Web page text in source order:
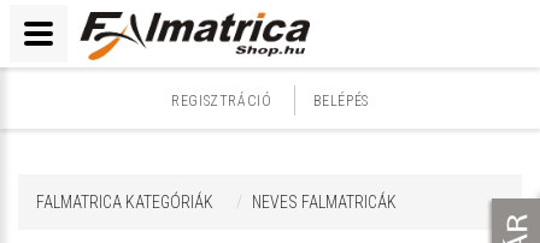
REGISZTRÁCIÓ BELÉPÉS
FALMATRICA KATEGÓRIÁK NEVES FALMATRICÁK